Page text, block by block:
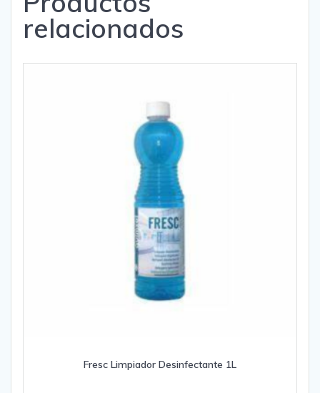
relacionados
Fresc Limpiador Desinfectante 1L